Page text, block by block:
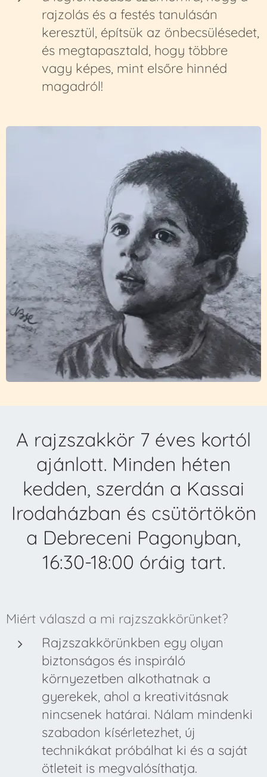
rajzolás és a festés tanulásán
keresztül, építsük az önbecsülésedet,
és megtapasztald, hogy többre
vagy képes, mint elsőre hinnéd
magadról!
A rajzszakkör 7 éves kortól
ajánlott. Minden héten
kedden, szerdán a Kassai
Irodaházban és csütörtökön
a Debreceni Pagonyban,
16:30-18:00 óráig tart.
Miért válaszd a mi rajzszakkörünket?
Rajzszakkörünkben egy olyan
biztonságos és inspiráló
környezetben alkothatnak a
gyerekek, ahol a kreativitásnak
nincsenek határai. Nálam mindenki
szabadon kísérletezhet, új
technikákat próbálhat ki és a saját
ötleteit is megvalósíthatja.